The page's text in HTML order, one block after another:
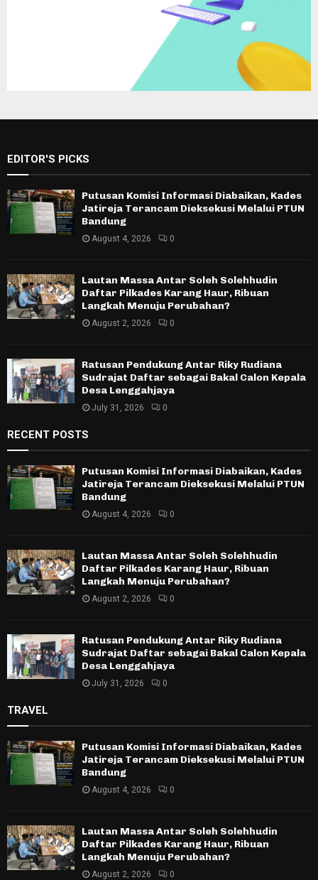
EDITOR'S PICKS
Putusan Komisi Informasi Diabaikan, Kades
Jatireja Terancam Dieksekusi Melalui PTUN
Bandung
August 4, 2026 0
Lautan Massa Antar Soleh Solehhudin
Daftar Pilkades Karang Haur, Ribuan
Langkah Menuju Perubahan?
August 2, 2026 0
Ratusan Pendukung Antar Riky Rudiana
Sudrajat Daftar sebagai Bakal Calon Kepala
Desa Lenggahjaya
July 31, 2026 0
RECENT POSTS
Putusan Komisi Informasi Diabaikan, Kades
Jatireja Terancam Dieksekusi Melalui PTUN
Bandung
August 4, 2026 0
Lautan Massa Antar Soleh Solehhudin
Daftar Pilkades Karang Haur, Ribuan
Langkah Menuju Perubahan?
August 2, 2026 0
Ratusan Pendukung Antar Riky Rudiana
Sudrajat Daftar sebagai Bakal Calon Kepala
Desa Lenggahjaya
July 31, 2026 0
TRAVEL
Putusan Komisi Informasi Diabaikan, Kades
Jatireja Terancam Dieksekusi Melalui PTUN
Bandung
August 4, 2026 0
Lautan Massa Antar Soleh Solehhudin
Daftar Pilkades Karang Haur, Ribuan
Langkah Menuju Perubahan?
August 2, 2026 0